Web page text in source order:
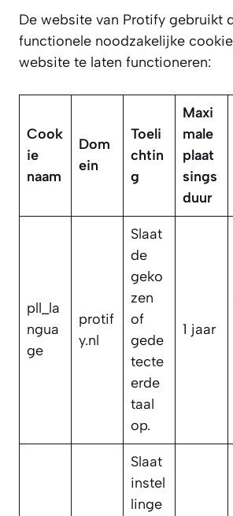
De website van Protify gebruikt
functionele noodzakelijke
website te laten functioneren:
Cook
ie
naam
Dom
ein
Toeli
chtin
g
Maxi
male
plaat
sings
duur
pll_la
ngua
ge
protif
y.nl
Slaat
de
geko
zen
of
gede
tecte
erde
taal
op.
1 jaar
Slaat
instel
linge